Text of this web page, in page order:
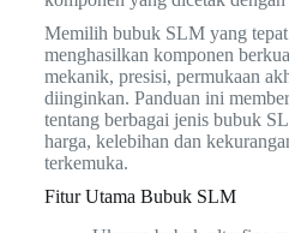
Memilih bubuk SLM yang
menghasilkan komponen
mekanik, presisi, permukaan
diinginkan. Panduan ini
tentang berbagai jenis bubuk
harga, kelebihan dan
terkemuka.
Fitur Utama Bubuk SLM